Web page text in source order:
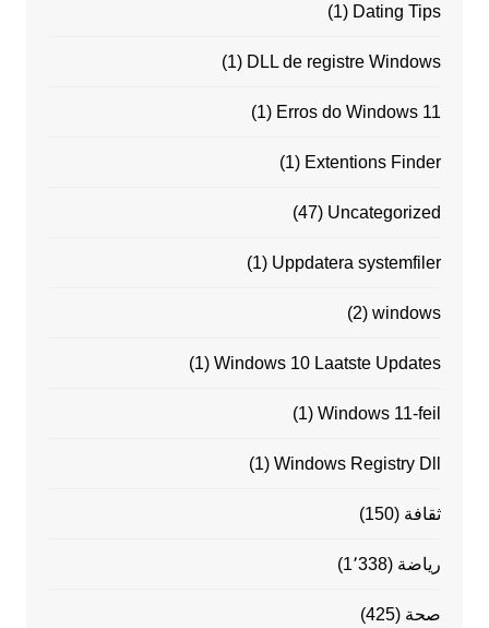
Dating Tips
(1)
DLL de registre Windows
(1)
Erros do Windows 11
(1)
Extentions Finder
(1)
Uncategorized
(47)
Uppdatera systemfiler
(1)
windows
(2)
Windows 10 Laatste Updates
(1)
Windows 11-feil
(1)
Windows Registry Dll
(1)
ثقافة (150)
رياضة (1٬338)
صحة (425)